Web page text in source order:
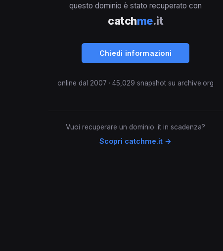
questo dominio è stato recuperato con
catchme.it
Chiedi informazioni
online dal 2007 · 45,029 snapshot su archive.org
Vuoi recuperare un dominio .it in scadenza?
Scopri catchme.it →